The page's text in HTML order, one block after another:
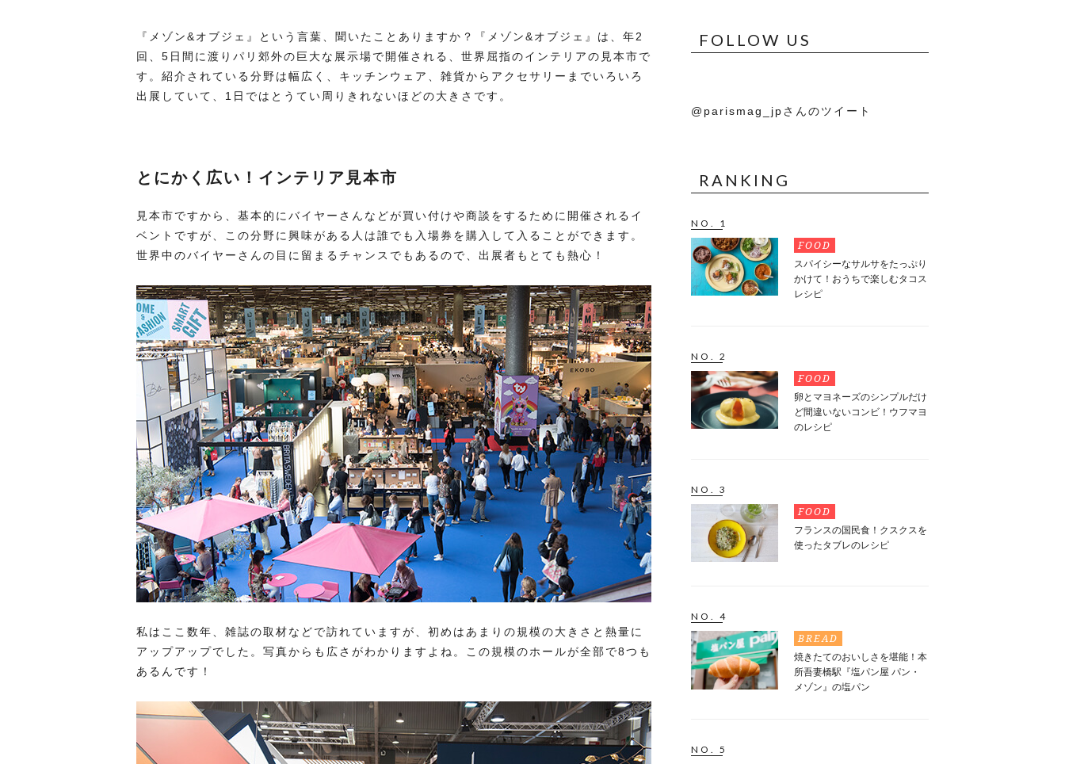
『メゾン&オブジェ』という言葉、聞いたことありますか？『メゾン&オブジェ』は、年2
回、5日間に渡りパリ郊外の巨大な展示場で開催される、世界屈指のインテリアの見本市で
す。紹介されている分野は幅広く、キッチンウェア、雑貨からアクセサリーまでいろいろ
出展していて、1日ではとうてい周りきれないほどの大きさです。
とにかく広い！インテリア見本市
見本市ですから、基本的にバイヤーさんなどが買い付けや商談をするために開催されるイ
ベントですが、この分野に興味がある人は誰でも入場券を購入して入ることができます。
世界中のバイヤーさんの目に留まるチャンスでもあるので、出展者もとても熱心！
私はここ数年、雑誌の取材などで訪れていますが、初めはあまりの規模の大きさと熱量に
アップアップでした。写真からも広さがわかりますよね。この規模のホールが全部で8つも
あるんです！
FOLLOW US
@parismag_jpさんのツイート
RANKING
NO. 1
FOOD
スパイシーなサルサをたっぷり
かけて！おうちで楽しむタコス
レシピ
NO. 2
FOOD
卵とマヨネーズのシンプルだけ
ど間違いないコンビ！ウフマヨ
のレシピ
NO. 3
FOOD
フランスの国民食！クスクスを
使ったタブレのレシピ
NO. 4
BREAD
焼きたてのおいしさを堪能！本
所吾妻橋駅『塩パン屋 パン・
メゾン』の塩パン
NO. 5